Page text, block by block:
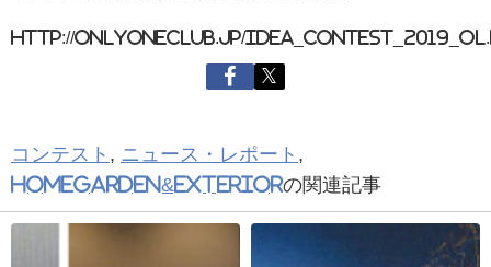
http://onlyoneclub.jp/
コンテスト , ニュース・レポート ,
HomeGarden&EXTERIORの関連記事